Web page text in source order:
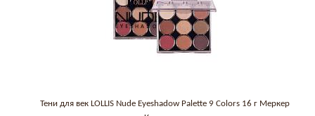
Тени для век LOLLIS Nude Eyeshadow Palette 9 Colors 16 г Меркер